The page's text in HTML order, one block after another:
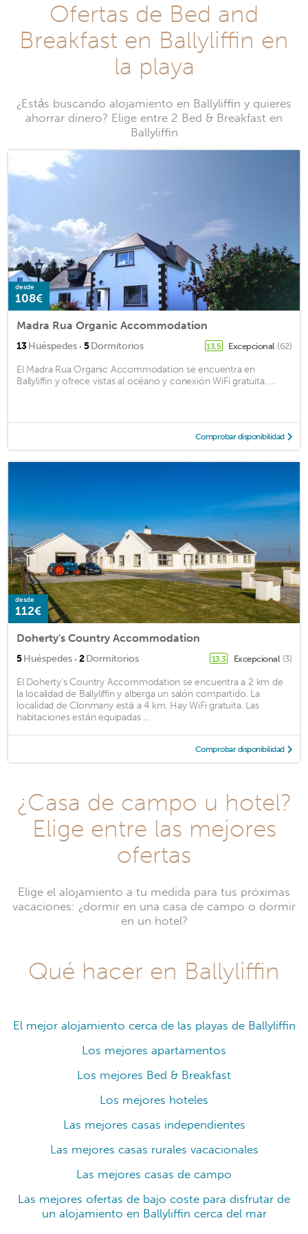
Ofertas de Bed and
Breakfast en Ballyliffin en
la playa
¿Estás buscando alojamiento en Ballyliffin y quieres
ahorrar dinero? Elige entre 2 Bed & Breakfast en
Ballyliffin
desde
108€
Madra Rua Organic Accommodation
13Huéspedes · 5Dormitorios 13,5 Excepcional (62)
El Madra Rua Organic Accommodation se encuentra en
Ballyliffin y ofrece vistas al océano y conexión WiFi gratuita. ...
Comprobar disponibilidad
desde
112€
Doherty's Country Accommodation
5Huéspedes · 2Dormitorios 13,3 Excepcional (3)
El Doherty's Country Accommodation se encuentra a 2 km de
la localidad de Ballyliffin y alberga un salón compartido. La
localidad de Clonmany está a 4 km. Hay WiFi gratuita. Las
habitaciones están equipadas ...
Comprobar disponibilidad
¿Casa de campo u hotel?
Elige entre las mejores
ofertas
Elige el alojamiento a tu medida para tus próximas
vacaciones: ¿dormir en una casa de campo o dormir
en un hotel?
Qué hacer en Ballyliffin
El mejor alojamiento cerca de las playas de Ballyliffin
Los mejores apartamentos
Los mejores Bed & Breakfast
Los mejores hoteles
Las mejores casas independientes
Las mejores casas rurales vacacionales
Las mejores casas de campo
Las mejores ofertas de bajo coste para disfrutar de
un alojamiento en Ballyliffin cerca del mar